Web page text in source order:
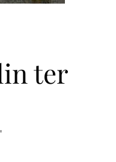
ter